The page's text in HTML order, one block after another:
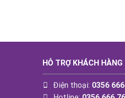
HỖ TRỢ KHÁCH HÀNG
Điện thoại: 0356